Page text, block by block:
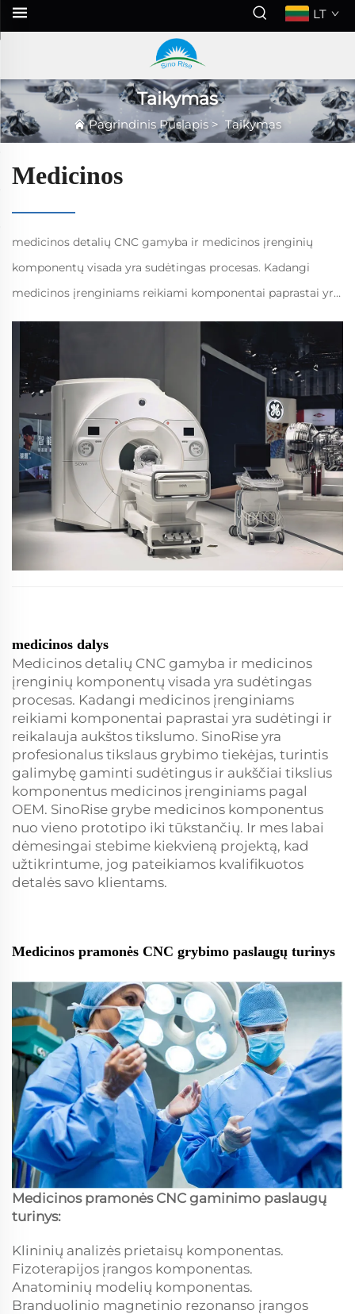
LT
Taikymas
Pagrindinis Puslapis > Taikymas
Medicinos
medicinos detalių CNC gamyba ir medicinos įrenginių
komponentų visada yra sudėtingas procesas. Kadangi
medicinos įrenginiams reikiami komponentai paprastai yra
sudėtingi ir reikalauja aukštos tikslumo. SinoRise yra
profesionalus tikslaus grybimo tiekėjas, turintis galimybes...
medicinos dalys
Medicinos detalių CNC gamyba ir medicinos
įrenginių komponentų visada yra sudėtingas
procesas. Kadangi medicinos įrenginiams
reikiami komponentai paprastai yra sudėtingi ir
reikalauja aukštos tikslumo. SinoRise yra
profesionalus tikslaus grybimo tiekėjas, turintis
galimybę gaminti sudėtingus ir aukščiai tikslius
komponentus medicinos įrenginiams pagal
OEM. SinoRise grybe medicinos komponentus
nuo vieno prototipo iki tūkstančių. Ir mes labai
dėmesingai stebime kiekvieną projektą, kad
užtikrintume, jog pateikiamos kvalifikuotos
detalės savo klientams.
Medicinos pramonės CNC grybimo paslaugų turinys
Medicinos pramonės CNC gaminimo paslaugų
turinys:
Klininių analizės prietaisų komponentas.
Fizoterapijos įrangos komponentas.
Anatominių modelių komponentas.
Branduolinio magnetinio rezonanso įrangos